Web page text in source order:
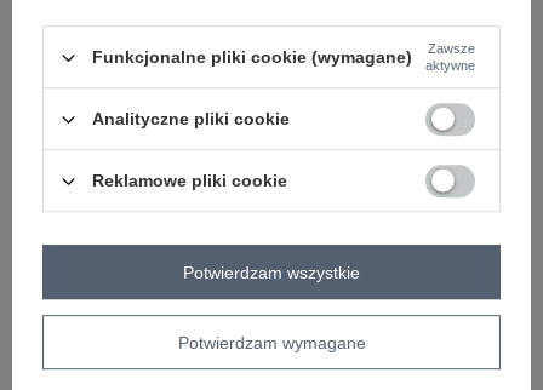
OPIS PRODUKTU
OPINIE
ZWROTY I WYMIANA
ZAKŁADKA KOSZTY WYSYŁKI
Z naszego bloga
TikTok Challenge i 5 Stylizacji z Hurtowni Odzieży
Funkcjonalne pliki cookie (wymagane)
Zawsze
aktywne
Analityczne pliki cookie
Reklamowe pliki cookie
Potwierdzam wymagane
Potwierdzam wszystkie